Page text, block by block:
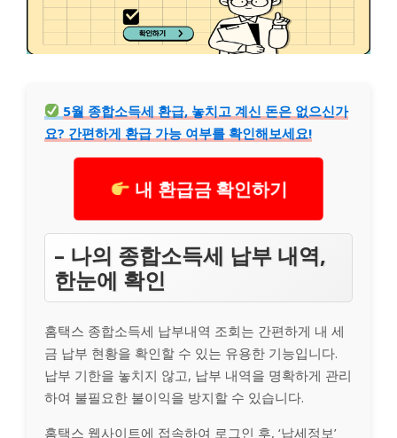
5월 종합소득세 환급, 놓치고 계신 돈은 없으신가
요? 간편하게 환급 가능 여부를 확인해보세요!
내 환급금 확인하기
– 나의 종합소득세 납부 내역,
한눈에 확인
홈택스 종합소득세 납부내역 조회는 간편하게 내 세
금 납부 현황을 확인할 수 있는 유용한 기능입니다.
납부 기한을 놓치지 않고, 납부 내역을 명확하게 관리
하여 불필요한 불이익을 방지할 수 있습니다.
홈택스 웹사이트에 접속하여 로그인 후, ‘납세정보’